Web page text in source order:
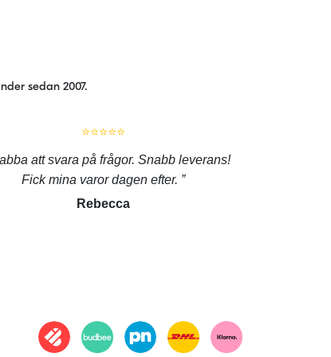
sedan 2007.
⭐⭐⭐⭐⭐
att svara på frågor. Snabb leverans!
Fick mina varor dagen efter.
Rebecca